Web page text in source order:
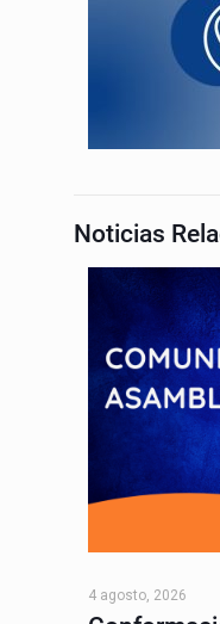
Noticias
4 agosto, 2026